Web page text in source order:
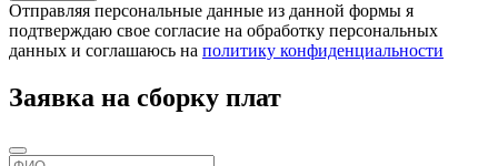
Отправляя персональные данные из данной формы я
подтверждаю свое согласие на обработку персональных
данных и соглашаюсь на политику конфиденциальности
Заявка на сборку плат